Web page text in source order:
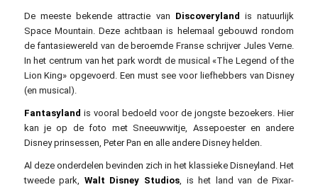
De meeste bekende attractie van Discoveryland is natuurlijk
Space Mountain. Deze achtbaan is helemaal gebouwd rondom
de fantasiewereld van de beroemde Franse schrijver Jules Verne.
In het centrum van het park wordt de musical «The Legend of the
Lion King» opgevoerd. Een must see voor liefhebbers van Disney
(en musical).
Fantasyland is vooral bedoeld voor de jongste bezoekers. Hier
kan je op de foto met Sneeuwwitje, Assepoester en andere
Disney prinsessen, Peter Pan en alle andere Disney helden.
Al deze onderdelen bevinden zich in het klassieke Disneyland. Het
tweede park, Walt Disney Studios, is het land van de Pixar-